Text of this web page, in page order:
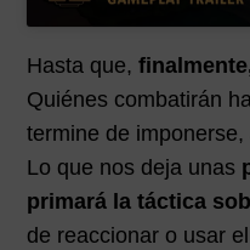
Hasta que,
Quiénes combatirán
termine de imponerse,
Lo que nos deja unas
primará la táctica
de reaccionar o usar